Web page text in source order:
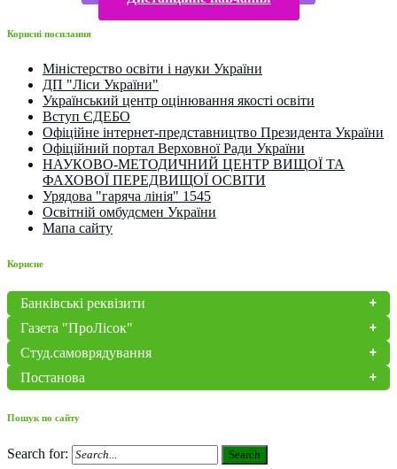
Корисні посилання
Міністерство освіти і науки України
ДП "Ліси України"
Український центр оцінювання якості освіти
Вступ ЄДЕБО
Офіційне інтернет-представництво Президента України
Офіційний портал Верховної Ради України
НАУКОВО-МЕТОДИЧНИЙ ЦЕНТР ВИЩОЇ ТА
ФАХОВОЇ ПЕРЕДВИЩОЇ ОСВІТИ
Урядова "гаряча лінія" 1545
Освітній омбудсмен України
Мапа сайту
Корисне
Банківські реквізити
Газета "ПроЛісок"
Студ.самоврядування
Постанова
Пошук по сайту
Search for: Search